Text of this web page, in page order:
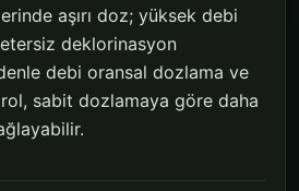
aşırı doz; yüksek debi
deklorinasyon
debi oransal dozlama ve
sabit dozlamaya göre daha